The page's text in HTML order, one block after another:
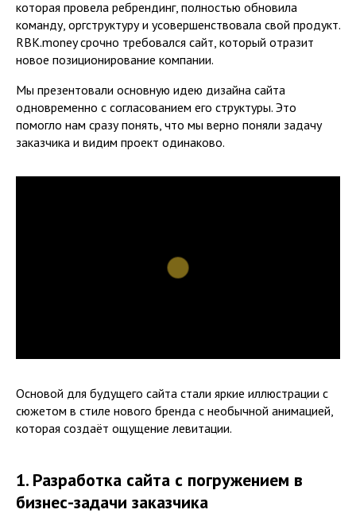
которая провела ребрендинг, полностью обновила
команду, оргструктуру и усовершенствовала свой продукт.
RBK.money срочно требовался сайт, который отразит
новое позиционирование компании.
Мы презентовали основную идею дизайна сайта
одновременно с согласованием его структуры. Это
помогло нам сразу понять, что мы верно поняли задачу
заказчика и видим проект одинаково.
Основой для будущего сайта стали яркие иллюстрации с
сюжетом в стиле нового бренда с необычной анимацией,
которая создаёт ощущение левитации.
1. Разработка сайта с погружением в
бизнес-задачи заказчика